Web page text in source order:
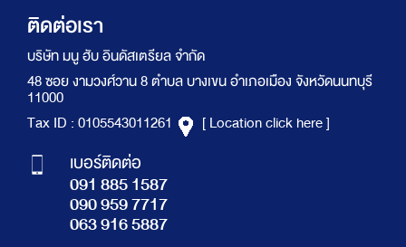
ติดต่อเรา
บริษัท มนู ฮับ อินดัสเตรียล จำกัด
48 ซอย งามวงศ์วาน 8 ตำบล บางเขน อำเภอเมือง จังหวัดนนทบุรี
11000
Tax ID : 0105543011261
[ Location click here ]
เบอร์ติดต่อ
091 885 1587
090 959 7717
063 916 5887